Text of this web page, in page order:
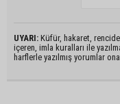
UYARI: Küfür, hakaret,
içeren, imla kuralları ile
harflerle yazılmış yorumlar